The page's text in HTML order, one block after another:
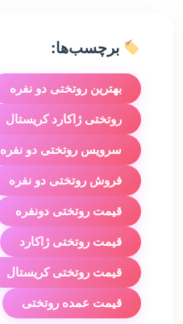
برچسب‌ها:
بهترین روتختی دو نفره
روتختی ژاکارد کریستال
سرویس روتختی دو نفره
فروش روتختی دو نفره
قیمت روتختی دونفره
قیمت روتختی ژاکارد
قیمت روتختی کریستال
قیمت عمده روتختی